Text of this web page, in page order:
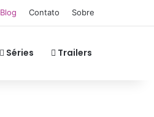
Blog Contato Sobre
Séries Trailers